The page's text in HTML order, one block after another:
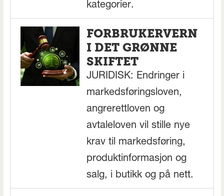
kategorier.
FORBRUKERVERN
I DET GRØNNE
SKIFTET
JURIDISK: Endringer i
markedsføringsloven,
angrerettloven og
avtaleloven vil stille nye
krav til markedsføring,
produktinformasjon og
salg, i butikk og på nett.